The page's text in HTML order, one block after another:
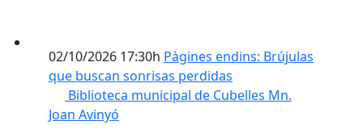
02/10/2026 17:30h Pàgines endins: Brújulas
que buscan sonrisas perdidas
Biblioteca municipal de Cubelles Mn.
Joan Avinyó